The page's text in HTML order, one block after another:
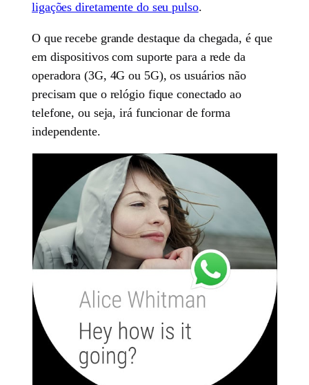
ligações diretamente do seu pulso.
O que recebe grande destaque da chegada, é que
em dispositivos com suporte para a rede da
operadora (3G, 4G ou 5G), os usuários não
precisam que o relógio fique conectado ao
telefone, ou seja, irá funcionar de forma
independente.